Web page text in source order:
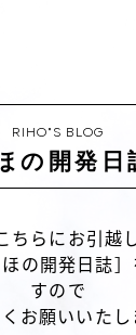
RIHO"S BLOG
の開発日
ちらにお引越
の開発日誌
すので
お願いいた